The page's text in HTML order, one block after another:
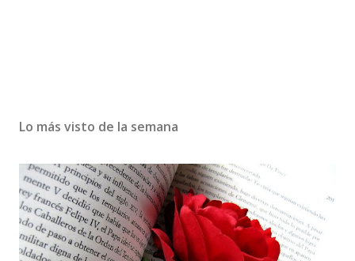
Lo más visto de la semana